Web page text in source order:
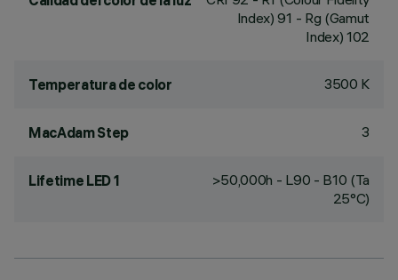
Index) 91 - Rg (Gamut
Index) 102
Temperatura de color 3500 K
MacAdam Step 3
Lifetime LED 1
>50,000h - L90 - B10 (Ta
25°C)